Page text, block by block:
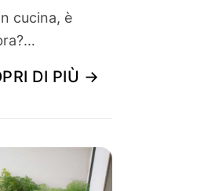
cucina, è
DI PIÙ →